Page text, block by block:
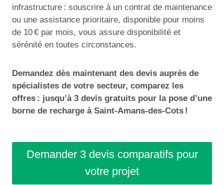
infrastructure : souscrire à un contrat de maintenance
ou une assistance prioritaire, disponible pour moins
de 10 € par mois, vous assure disponibilité et
sérénité en toutes circonstances.
Demandez dès maintenant des devis auprès de
spécialistes de votre secteur, comparez les
offres : jusqu’à 3 devis gratuits pour la pose d’une
borne de recharge à Saint-Amans-des-Cots !
Demander 3 devis comparatifs pour
votre projet